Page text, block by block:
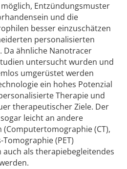
Entzündungsmuster
und die
besser einzuschätzen
personalisierten
Da ähnliche Nanotracer
untersucht wurden und
umgerüstet werden
ein hohes Potenzial
Therapie und
therapeutischer Ziele. Der
leicht an andere
(CT),
(PET)
als therapiebegleitendes